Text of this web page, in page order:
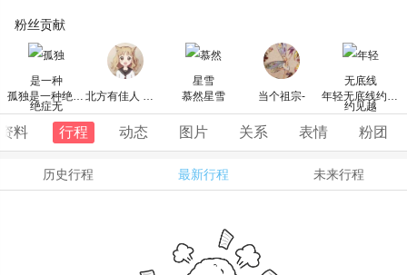
粉丝贡献
孤独是一种绝症无可救药 北方有佳人 绝世而独立 慕然星雪 当个祖宗- 年轻无底线约见越上线
资料 行程 动态 图片 关系 表情 粉团
历史行程 最新行程 未来行程